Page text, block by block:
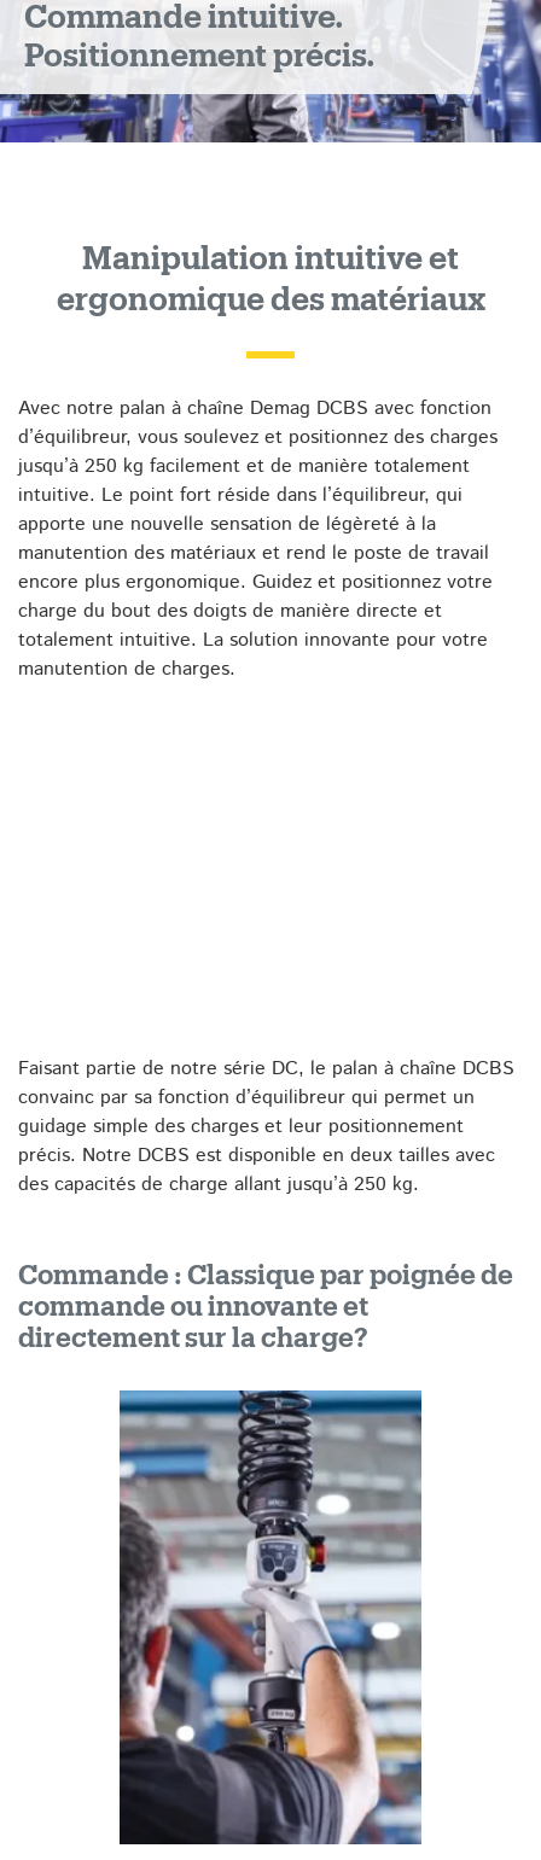
Commande intuitive.
Positionnement précis.
Manipulation intuitive et
ergonomique des matériaux
Avec notre palan à chaîne Demag DCBS avec fonction
d’équilibreur, vous soulevez et positionnez des charges
jusqu’à 250 kg facilement et de manière totalement
intuitive. Le point fort réside dans l’équilibreur, qui
apporte une nouvelle sensation de légèreté à la
manutention des matériaux et rend le poste de travail
encore plus ergonomique. Guidez et positionnez votre
charge du bout des doigts de manière directe et
totalement intuitive. La solution innovante pour votre
manutention de charges.
Faisant partie de notre série DC, le palan à chaîne DCBS
convainc par sa fonction d’équilibreur qui permet un
guidage simple des charges et leur positionnement
précis. Notre DCBS est disponible en deux tailles avec
des capacités de charge allant jusqu’à 250 kg.
Commande : Classique par poignée de
commande ou innovante et
directement sur la charge?